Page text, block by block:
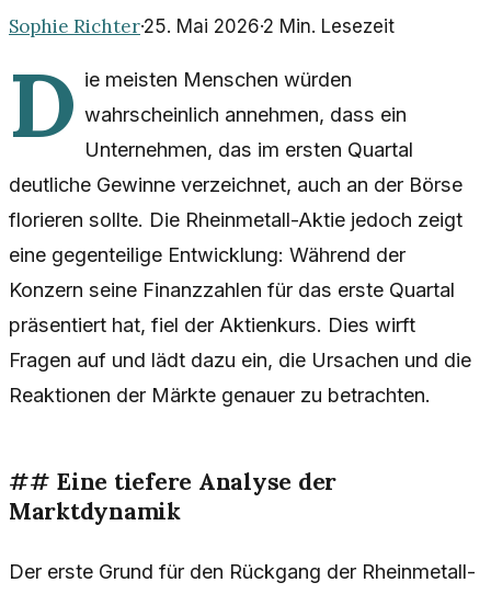
Sophie Richter·25. Mai 2026·2 Min. Lesezeit
D ie meisten Menschen würden
wahrscheinlich annehmen, dass ein
Unternehmen, das im ersten Quartal
deutliche Gewinne verzeichnet, auch an der Börse
florieren sollte. Die Rheinmetall-Aktie jedoch zeigt
eine gegenteilige Entwicklung: Während der
Konzern seine Finanzzahlen für das erste Quartal
präsentiert hat, fiel der Aktienkurs. Dies wirft
Fragen auf und lädt dazu ein, die Ursachen und die
Reaktionen der Märkte genauer zu betrachten.
## Eine tiefere Analyse der
Marktdynamik
Der erste Grund für den Rückgang der Rheinmetall-